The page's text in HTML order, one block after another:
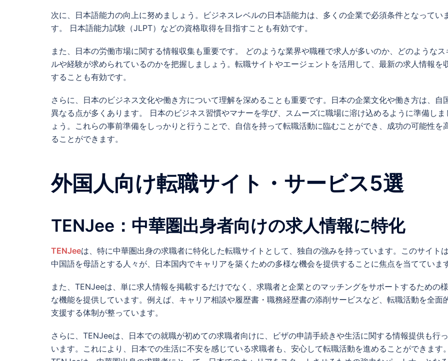
次に、日本語能力の向上に努めましょう。ビジネスレベルの日本語能力は、多くの企業で必須条件となってい
す。 日本語能力試験（JLPT）などの資格取得を目指すことも有効です。
また、日本の労働市場に関する情報収集も重要です。 どのような業界や職種で求人が多いのか、どのようなス
ルや経験が求められているのかを把握しましょう。転職サイトやエージェントを活用して、最新の求人情報を
することも有効です。
さらに、日本のビジネス文化や働き方について理解を深めることも重要です。日本の企業文化や働き方は、自
異なる点が多くあります。 日本のビジネス習慣やマナーを学び、スムーズに職場に溶け込めるように準備しま
ょう。これらの事前準備をしっかりと行うことで、自信を持って転職活動に臨むことができ、成功の可能性を
ることができます。
外国人向け転職サイト・サービス5選
TENJee：中華圏出身者向けの求人情報に特化
TENJeeは、特に中華圏出身の求職者に特化した転職サイトとして、独自の強みを持っています。このサイトは
中国語を母語とする人々が、日本国内でキャリアを築くための多様な機会を提供することに焦点を当てています
また、TENJeeは、単に求人情報を掲載するだけでなく、求職者と企業とのマッチングをサポートするための
な機能を提供しています。例えば、キャリア相談や履歴書・職務経歴書の添削サービスなど、転職活動を全面
支援する体制が整っています。
さらに、TENJeeは、日本での就職が初めての求職者向けに、ビザの申請手続きや生活に関する情報提供も行
います。これにより、日本での生活に不安を感じている求職者も、安心して転職活動を進めることができます。